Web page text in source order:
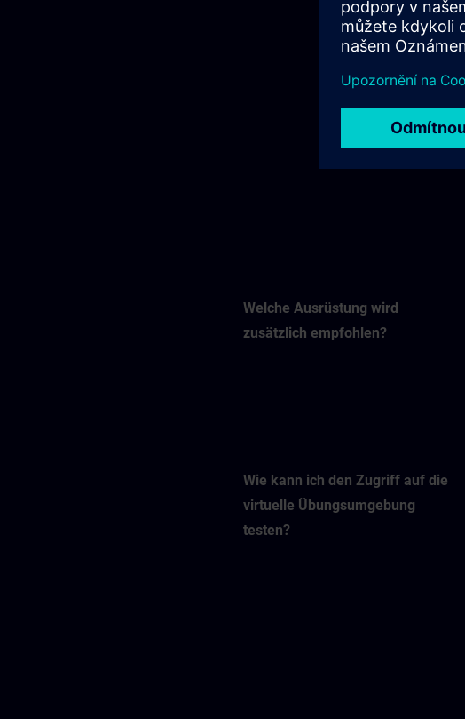
Welche Ausrüstung wird
zusätzlich empfohlen?
Wie kann ich den Zugriff auf die
virtuelle Übungsumgebung
testen?